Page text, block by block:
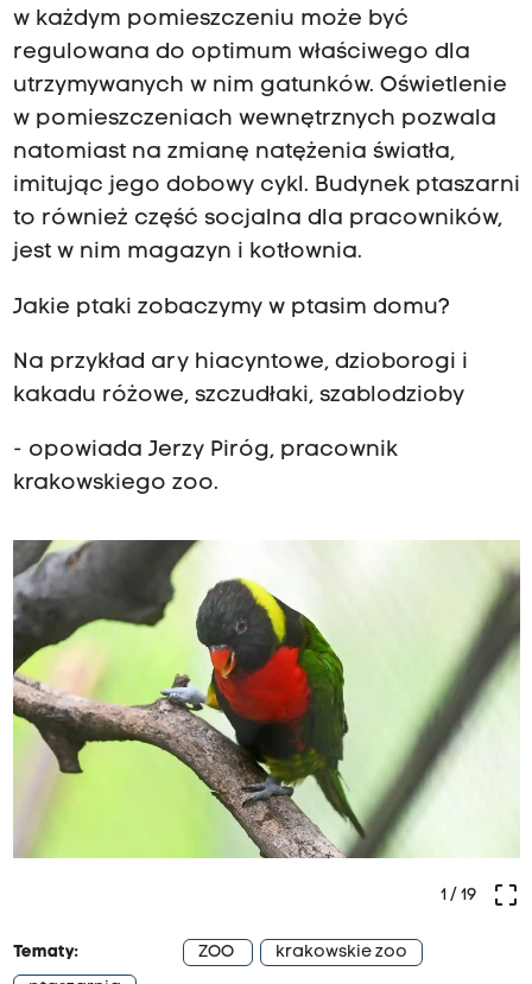
w każdym pomieszczeniu może być
regulowana do optimum właściwego dla
utrzymywanych w nim gatunków. Oświetlenie
w pomieszczeniach wewnętrznych pozwala
natomiast na zmianę natężenia światła,
imitując jego dobowy cykl. Budynek ptaszarni
to również część socjalna dla pracowników,
jest w nim magazyn i kotłownia.
Jakie ptaki zobaczymy w ptasim domu?
Na przykład ary hiacyntowe, dzioborogi i
kakadu różowe, szczudłaki, szablodzioby
- opowiada Jerzy Piróg, pracownik
krakowskiego zoo.
crop_free
1/ 19
Tematy: ZOO
krakowskie zoo